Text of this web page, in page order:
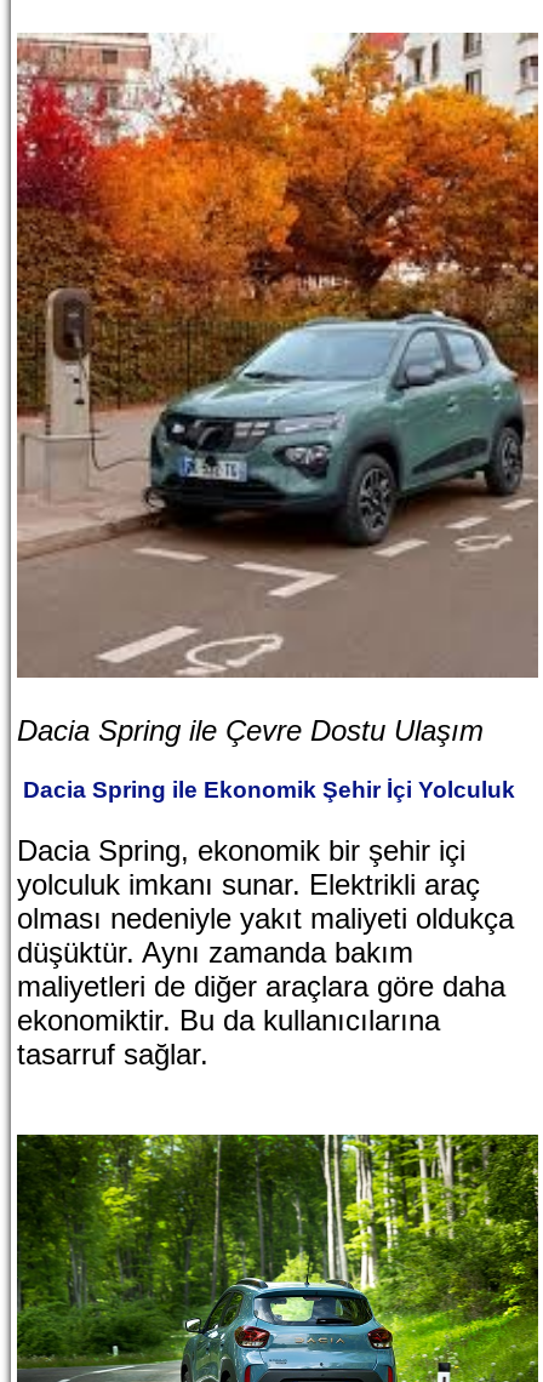
Dacia Spring ile Çevre Dostu Ulaşım
Dacia Spring ile Ekonomik Şehir İçi Yolculuk
Dacia Spring, ekonomik bir şehir içi
yolculuk imkanı sunar. Elektrikli araç
olması nedeniyle yakıt maliyeti oldukça
düşüktür. Aynı zamanda bakım
maliyetleri de diğer araçlara göre daha
ekonomiktir. Bu da kullanıcılarına
tasarruf sağlar.